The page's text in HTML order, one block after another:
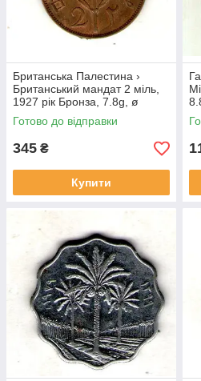
Британська Палестина ›
Британський мандат 2 міль,
1927 рік Бронза, 7.8g, ø
28mm №1852
Готово до відправки
345 ₴
Купити